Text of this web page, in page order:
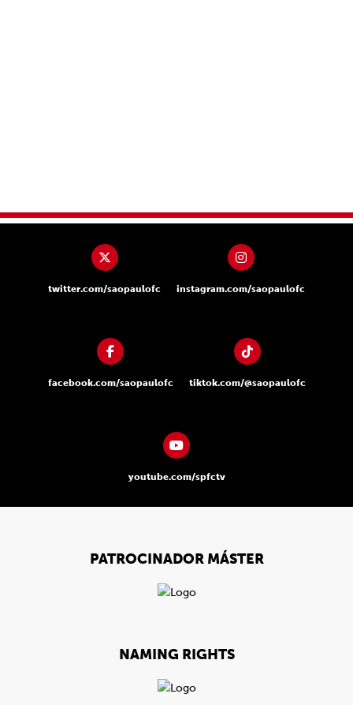
twitter.com/saopaulofc instagram.com/saopaulofc
facebook.com/saopaulofc tiktok.com/@saopaulofc
youtube.com/spfctv
PATROCINADOR MÁSTER
NAMING RIGHTS